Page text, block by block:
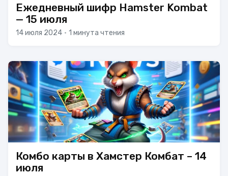
Ежедневный шифр Hamster Kombat
— 15 июля
14 июля 2024 • 1 минута чтения
Комбо карты в Хамстер Комбат – 14
июля